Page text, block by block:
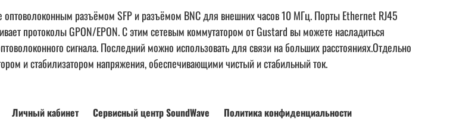
разъёмом SFP и разъёмом BNC для внешних часов 10 МГц. Порты Ethernet RJ45
протоколы GPON/EPON. С этим сетевым коммутатором от Gustard вы можете насладиться
сигнала. Последний можно использовать для связи на больших расстояниях.Отдельно
и стабилизатором напряжения, обеспечивающими чистый и стабильный ток.
Личный кабинет Сервисный центр SoundWave Политика конфиденциальности